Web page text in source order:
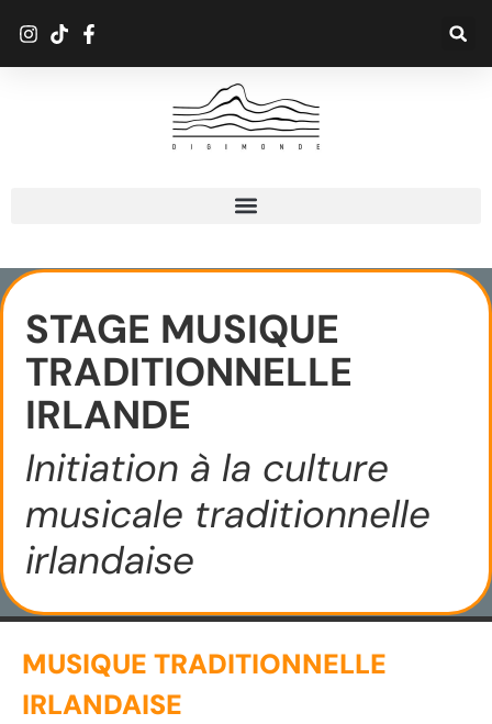
STAGE MUSIQUE
TRADITIONNELLE
IRLANDE
Initiation à la culture
musicale traditionnelle
irlandaise
MUSIQUE TRADITIONNELLE
IRLANDAISE